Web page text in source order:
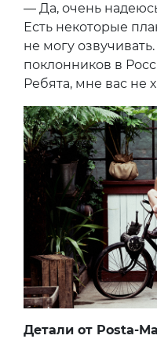
— Да, очень
Есть некоторые
не могу
поклонников в
Ребята, мне вас не
Детали от Posta-